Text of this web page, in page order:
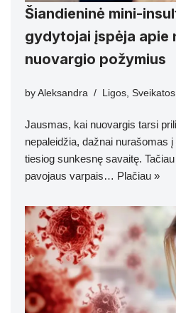
Šiandieninė mini-
gydytojai įspėja apie
nuovargio požymius
by Aleksandra Ligos,
Jausmas, kai nuovargis tarsi
nepaleidžia, dažnai nurašomas
tiesiog sunkesnę savaitę.
pavojaus varpais… Plačiau »